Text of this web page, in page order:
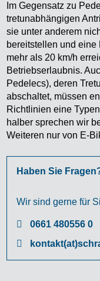
Im Gegensatz zu
tretunabhängigen
sie unter anderem
bereitstellen und
mehr als 20 km/h
Betriebserlaubnis.
Pedelecs), deren
abschaltet, müssen
Richtlinien eine
halber sprechen wir
Weiteren nur von E-
Haben Sie
Wir sind gerne für
0661 480556 0